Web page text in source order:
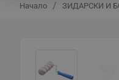
Начало ЗИДАРСКИ И